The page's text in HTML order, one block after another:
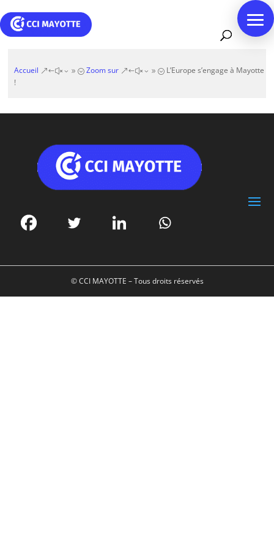
Accueil &#x39; Zoom sur &#x39; L’Europe s’engage à Mayotte
!
© CCI MAYOTTE – Tous droits réservés